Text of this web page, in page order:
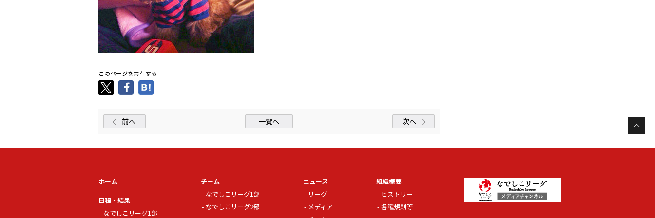
このページを共有する
前へ 一覧へ 次へ
ホーム
日程・結果
なでしこリーグ1部
チーム
なでしこリーグ1部
なでしこリーグ2部
ニュース
リーグ
メディア
組織概要
ヒストリー
各種規則等